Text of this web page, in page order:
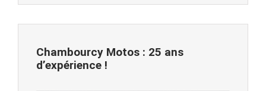
Chambourcy Motos : 25 ans
d’expérience !